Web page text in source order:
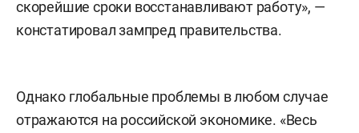
скорейшие сроки восстанавливают работу», —
констатировал зампред правительства.
Однако глобальные проблемы в любом случае
отражаются на российской экономике. «Весь